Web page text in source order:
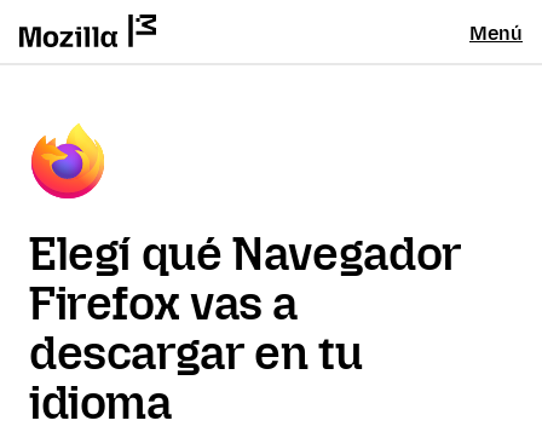
Menú
Elegí qué Navegador
Firefox vas a
descargar en tu
idioma